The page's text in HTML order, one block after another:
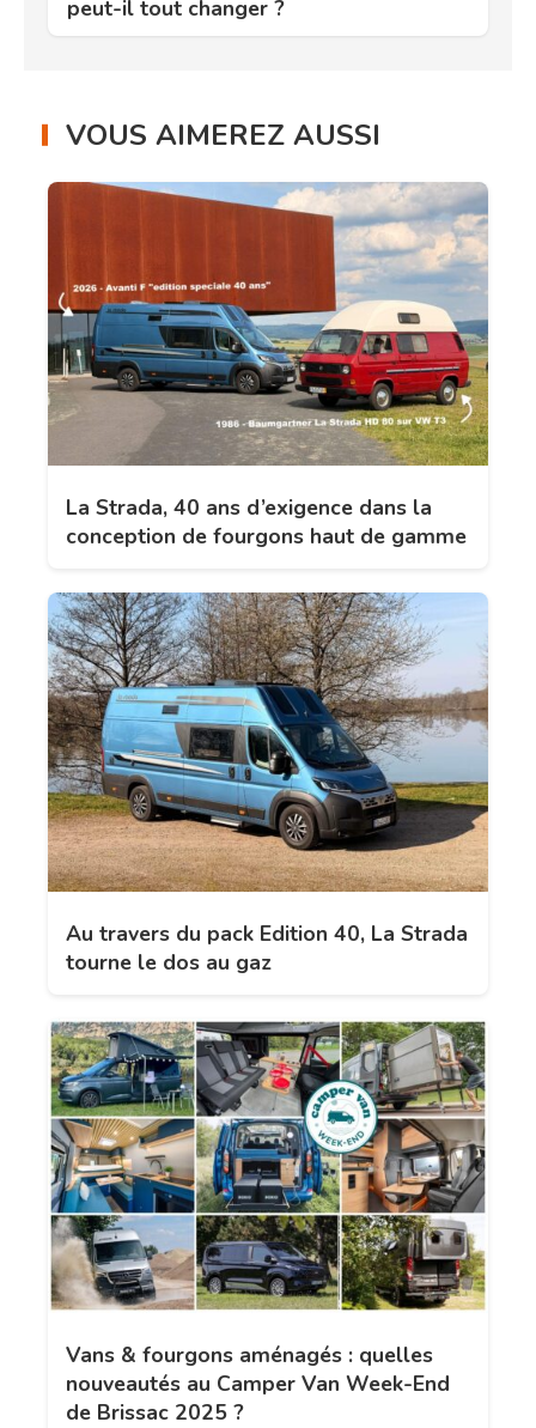
peut-il tout changer ?
VOUS AIMEREZ AUSSI
La Strada, 40 ans d’exigence dans la
conception de fourgons haut de gamme
Au travers du pack Edition 40, La Strada
tourne le dos au gaz
Vans & fourgons aménagés : quelles
nouveautés au Camper Van Week-End
de Brissac 2025 ?